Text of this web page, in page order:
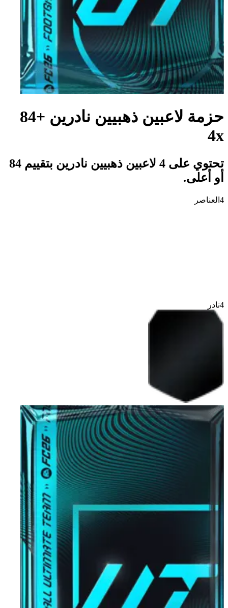
حزمة لاعبين ذهبيين نادرين +84
4x
تحتوي على 4 لاعبين ذهبيين نادرين بتقييم 84
أو أعلى.
4 العناصر
4نادر